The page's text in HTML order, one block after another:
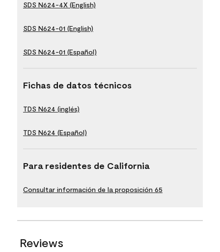
SDS N624-4X (English)
SDS N624-01 (English)
SDS N624-01 (Español)
Fichas de datos técnicos
TDS N624 (inglés)
TDS N624 (Español)
Para residentes de California
Consultar información de la proposición 65
Reviews